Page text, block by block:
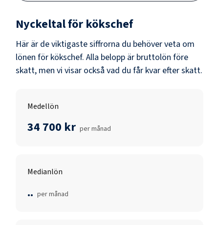
Nyckeltal för kökschef
Här är de viktigaste siffrorna du behöver veta om
lönen för kökschef. Alla belopp är bruttolön före
skatt, men vi visar också vad du får kvar efter skatt.
Medellön
34 700 kr per månad
Medianlön
.. per månad